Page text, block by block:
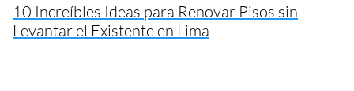
10 Increíbles Ideas para Renovar Pisos sin
Levantar el Existente en Lima